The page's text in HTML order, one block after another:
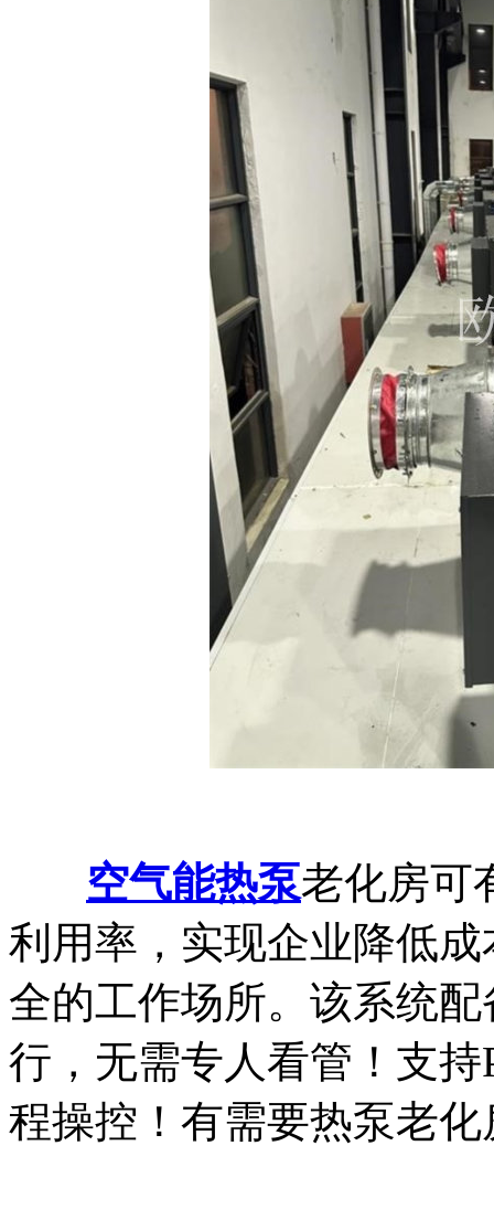
空气能热泵老化房可
利用率，实现企业降低
全的工作场所。该系统
行，无需专人看管！支
程操控！有需要热泵老